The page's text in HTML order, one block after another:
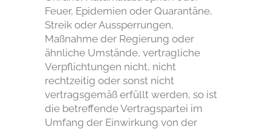
Feuer, Epidemien oder Quarantäne,
Streik oder Aussperrungen,
Maßnahme der Regierung oder
ähnliche Umstände, vertragliche
Verpflichtungen nicht, nicht
rechtzeitig oder sonst nicht
vertragsgemäß erfüllt werden, so ist
die betreffende Vertragspartei im
Umfang der Einwirkung von der